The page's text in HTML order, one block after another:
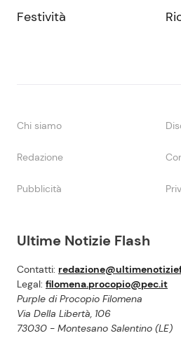
Ultime Notizie Flash
Contatti:
Legal: filomena.procopio@pec.it
Purple di Procopio Filomena
Via Della Libertà, 106
73030 - Montesano Salentino (LE)
Festività
Chi siamo
Redazione
Pubblicità